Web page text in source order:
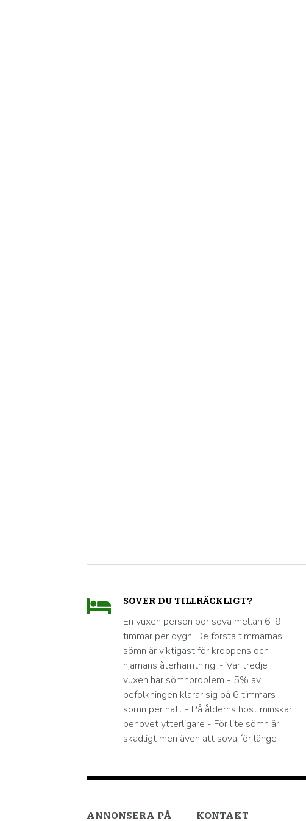
SOVER DU TILLRÄCKLIGT?
En vuxen person bör sova mellan 6-9
timmar per dygn. De första timmarnas
sömn är viktigast för kroppens och
hjärnans återhämtning. - Var tredje
vuxen har sömnproblem - 5% av
befolkningen klarar sig på 6 timmars
sömn per natt - På ålderns höst minskar
behovet ytterligare - För lite sömn är
skadligt men även att sova för länge
ANNONSERA PÅ KONTAKT